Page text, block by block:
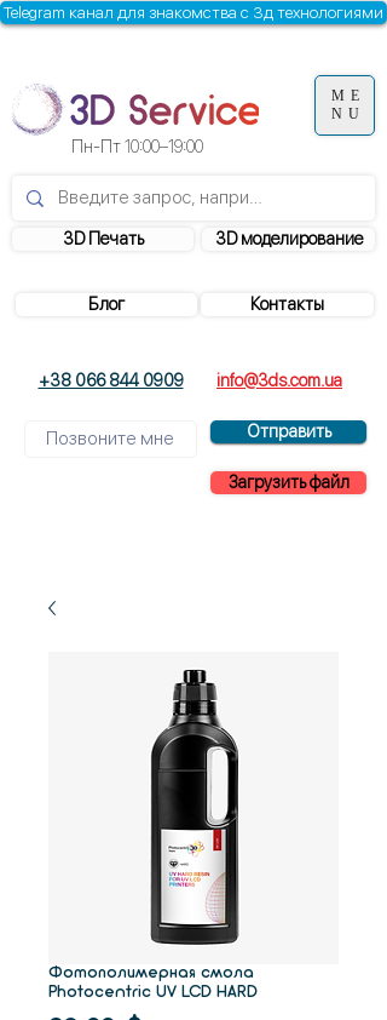
3D моделирование
Контакты
3D Печать
+38 066 844 0909 info@3ds.com.ua
Отправить
Загрузить файл
Блог
Пн-Пт10:00–19:00
Telegram канал для знакомства с 3д технологиями
ME
NU
Фотополимерная смола
Photocentric UV LCD HARD